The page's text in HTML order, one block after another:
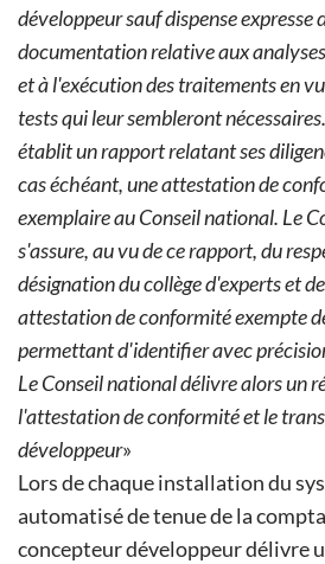
développeur sauf dispense expresse
documentation relative aux
et à l'exécution des traitements en
tests qui leur sembleront nécessaires.
établit un rapport relatant ses
cas échéant, une attestation de
exemplaire au Conseil national. Le
s'assure, au vu de ce rapport, du
désignation du collège d'experts et
attestation de conformité exempte
permettant d'identifier avec
Le Conseil national délivre alors un
l'attestation de conformité et le
développeur»
Lors de chaque installation du
automatisé de tenue de la
concepteur développeur délivre